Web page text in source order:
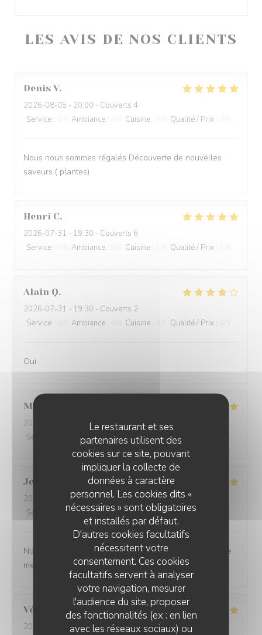
Le restaurant et ses
partenaires utilisent des
cookies sur ce site, pouvant
impliquer la collecte de
données à caractère
personnel. Les cookies dits «
nécessaires » sont obligatoires
et installés par défaut.
D'autres cookies facultatifs
nécessitent votre
consentement. Ces cookies
facultatifs servent à analyser
votre navigation, mesurer
l'audience du site, proposer
des fonctionnalités (ex : en lien
avec les réseaux sociaux) ou
LES AVIS DE NOS CLIENTS
Denis V
2026-08-05 - 20:00 - Couverts 4
Service : Ambiance : Cuisine : Qualité / Prix :
Nous nous sommes régalés Découverte de nouvelles
saveurs ( plantes)
Henri C
2026-07-31 - 19:30 - Couverts 6
Service : Ambiance : Cuisine : Qualité / Prix :
Alain Q
2026-07-31 - 19:30 - Couverts 2
Service : Ambiance : Cuisine : Qualité / Prix :
Oui
Martine
2026-07-30
- 20:00 - Couverts 2
Service
Ambiance: 5/5 Cuisine:5/5 Qualité / Prix
Jean-Baptiste J
2026-07-30
- 19:30 - Couverts 2
Service
/5 Ambiance :5 /5 Cuisine:5/5 Qualité / Prix
Nous ne sommes mm jamais déçu. L’ail des ours reste le
meilleur restaurant d’Amiens et de loin.
Véronique
2026-07-29
- 20:00 - Couverts 2